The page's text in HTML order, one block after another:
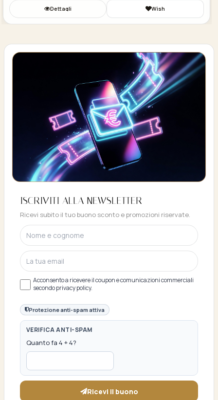
Dettagli Wish
Buono sconto 10%
ISCRIVITI E OTTIENI SUBITO UNO SCONTO
DEL 10%
ISCRIVITI ALLA NEWSLETTER
Ricevi subito il tuo buono sconto e promozioni riservate.
Acconsento a ricevere il coupon e comunicazioni commerciali
secondo privacy policy.
Protezione anti-spam attiva
VERIFICA ANTI-SPAM
Quanto fa 4 + 4?
Ricevi il buono